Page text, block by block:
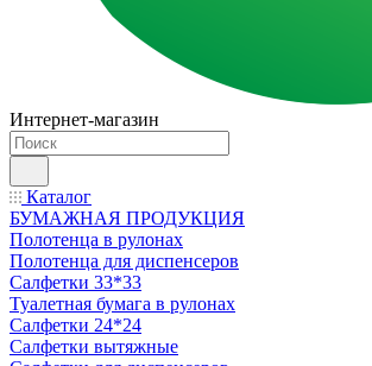
Интернет-магазин
Каталог
БУМАЖНАЯ ПРОДУКЦИЯ
Полотенца в рулонах
Полотенца для диспенсеров
Салфетки 33*33
Туалетная бумага в рулонах
Салфетки 24*24
Салфетки вытяжные